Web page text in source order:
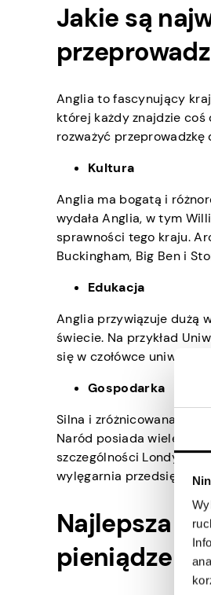
Jakie są
Anglia to fascynujący
której każdy znajdzie
rozważyć przeprowadzkę
Kultura
Anglia ma bogatą i
wydała Anglia, w tym
sprawności tego kraju.
Buckingham, Big Ben i
Edukacja
Anglia przywiązuje dużą
świecie. Na przykład
się w czołówce
Gospodarka
Silna i zróżnicowana
Naród posiada wiele
szczególności Londyn
wylęgarnia
Najlepsza
pieniądze